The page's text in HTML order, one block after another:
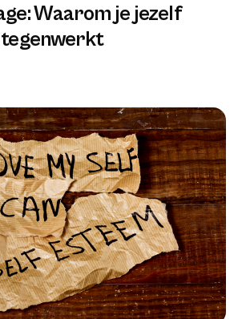
Waarom je jezelf